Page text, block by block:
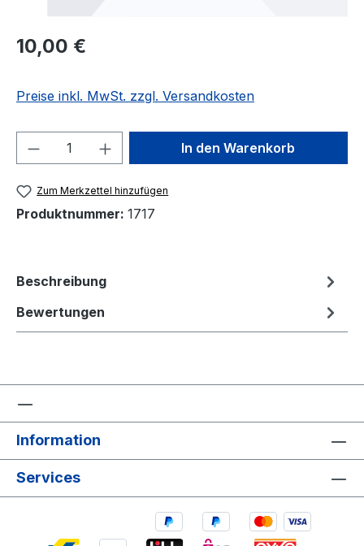
Regulärer Preis:
10,00 €
Preise inkl. MwSt. zzgl. Versandkosten
Produkt Anzahl: Gib denIn den Warenkorb
Zum Merkzettel hinzufügen
Produktnummer: 1717
Beschreibung
Bewertungen
Information
Services